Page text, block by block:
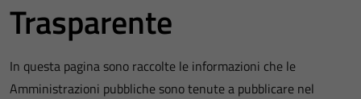
Trasparente
In questa pagina sono raccolte le informazioni che le
Amministrazioni pubbliche sono tenute a pubblicare nel